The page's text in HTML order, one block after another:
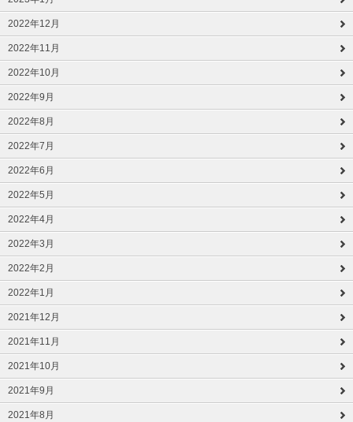
2022年12月
2022年11月
2022年10月
2022年9月
2022年8月
2022年7月
2022年6月
2022年5月
2022年4月
2022年3月
2022年2月
2022年1月
2021年12月
2021年11月
2021年10月
2021年9月
2021年8月